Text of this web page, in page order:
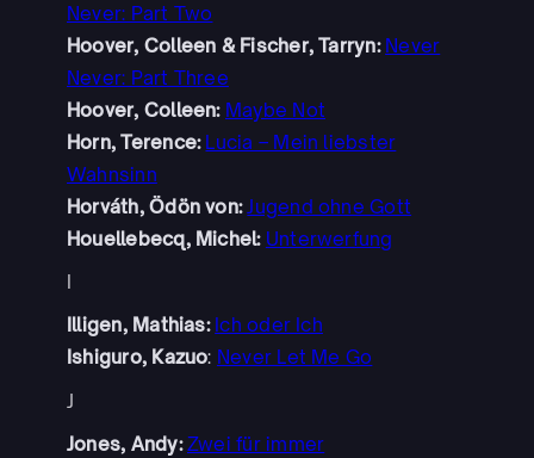
Never: Part Two
Hoover, Colleen & Fischer, Tarryn: Never
Never: Part Three
Hoover, Colleen: Maybe Not
Horn, Terence: Lucia – Mein liebster
Wahnsinn
Horváth, Ödön von:Jugend ohne Gott
Houellebecq, Michel: Unterwerfung
I
Illigen, Mathias: Ich oder Ich
Ishiguro, Kazuo: Never Let Me Go
J
Jones, Andy: Zwei für immer